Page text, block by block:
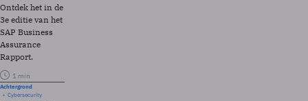
Ontdek het in de
3e editie van het
SAP Business
Assurance
Rapport.
1 min
Achtergrond
Cybersecurity